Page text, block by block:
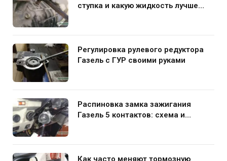
ступка и какую жидкость лучше
Регулировка рулевого редуктора
Газель с ГУР своими руками
Распиновка замка зажигания
Газель 5 контактов: схема и
Как часто меняют тормозную